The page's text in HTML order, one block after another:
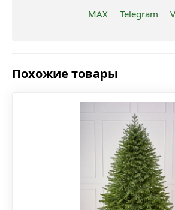
MAX
Telegram
Похожие товары